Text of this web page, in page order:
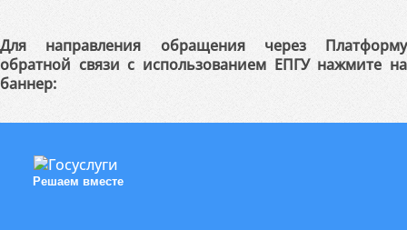
Для направления обращения через Платформу
обратной связи с использованием ЕПГУ нажмите на
баннер:
Решаем вместе